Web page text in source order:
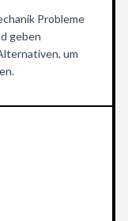
Probleme
geben
um